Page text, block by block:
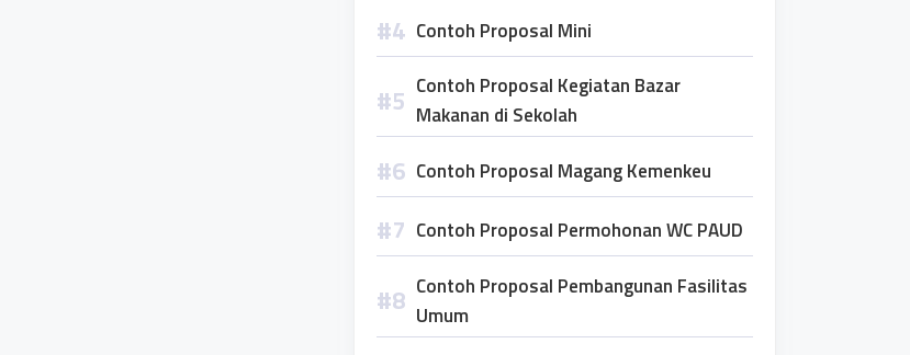
Contoh Proposal Mini
Contoh Proposal Kegiatan Bazar
Makanan di Sekolah
Contoh Proposal Magang Kemenkeu
Contoh Proposal Permohonan WC PAUD
Contoh Proposal Pembangunan Fasilitas
Umum